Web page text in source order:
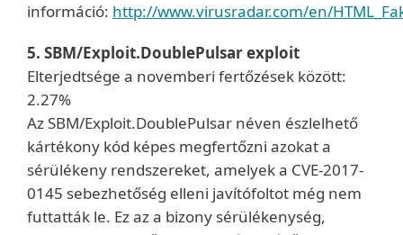
információ: http://www.virusradar.com/en/
5. SBM/Exploit.DoublePulsar exploit
Elterjedtsége a novemberi fertőzések között:
2.27%
Az SBM/Exploit.DoublePulsar néven észlelhető
kártékony kód képes megfertőzni azokat a
sérülékeny rendszereket, amelyek a CVE-2017-
0145 sebezhetőség elleni javítófoltot még nem
futtatták le. Ez az a bizony sérülékenység,